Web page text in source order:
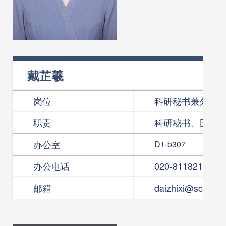
戴芷羲
岗位
科研秘书兼外事
职责
科研秘书、国际
办公室
D1-b307
办公电话
020-81182107
邮箱